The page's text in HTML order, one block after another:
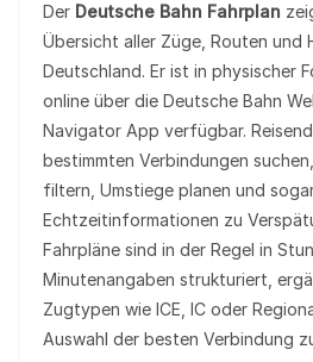
Der Deutsche Bahn Fahrplan
Übersicht aller Züge, Routen und
Deutschland. Er ist in physischer
online über die Deutsche Bahn
Navigator App verfügbar.
bestimmten Verbindungen
filtern, Umstiege planen und
Echtzeitinformationen zu
Fahrpläne sind in der Regel in
Minutenangaben strukturiert,
Zugtypen wie ICE, IC oder
Auswahl der besten Verbindung